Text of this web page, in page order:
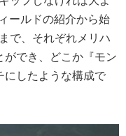
ールドの紹介から始
で、それぞれメリハ
ができ、どこか『モン
にしたような構成で